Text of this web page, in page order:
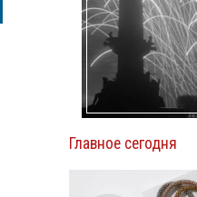
Главное сегодня